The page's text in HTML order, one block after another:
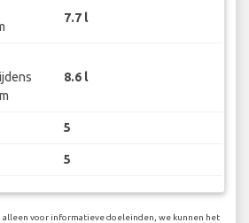
7.7 l
8.6 l
5
5
voor informatieve doeleinden, we kunnen het